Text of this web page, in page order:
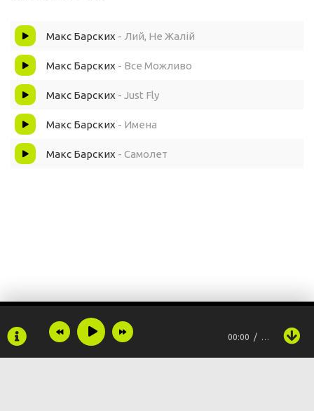
Макс Барских - Лий, Не Жалій
Макс Барских - Все Можливо
Макс Барских - Just Fly
Макс Барских - Имена
Макс Барских - Самолет
00:00